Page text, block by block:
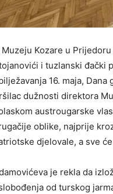
Muzeju Kozare u
i tuzlanski đački
16. maja, Dana
dužnosti direktora
austrougarske
oblike, najprije
djelovale, a sve
je rekla da
od turskog